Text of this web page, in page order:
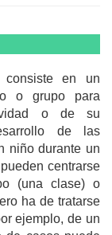
consiste en un
o grupo para
o de su
de las
niño durante un
centrarse
(una clase) o
ha de tratarse
ejemplo, de un